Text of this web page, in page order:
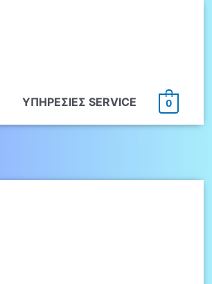
ΥΠHΡΕΣΙΕΣ SERVICE 0